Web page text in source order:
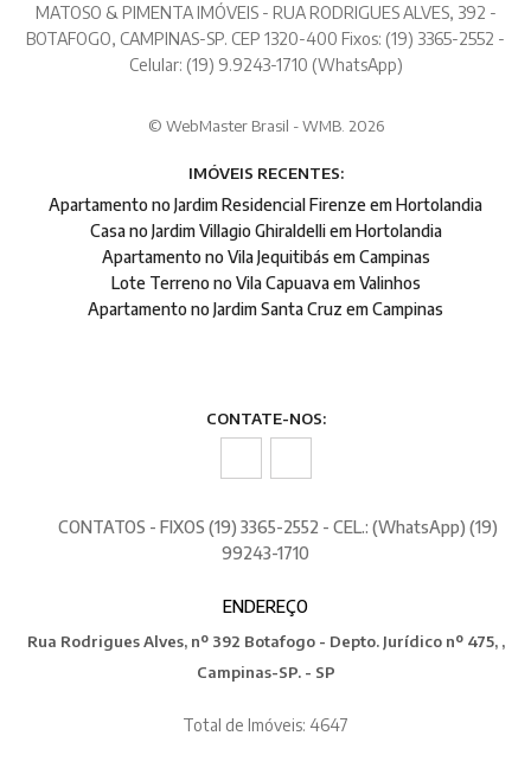
MATOSO & PIMENTA IMÓVEIS - RUA RODRIGUES ALVES, 392 -
BOTAFOGO, CAMPINAS-SP. CEP 1320-400 Fixos: (19) 3365-2552 -
Celular: (19) 9.9243-1710 (WhatsApp)
© WebMaster Brasil - WMB. 2026
IMÓVEIS RECENTES:
Apartamento no Jardim Residencial Firenze em Hortolandia
Casa no Jardim Villagio Ghiraldelli em Hortolandia
Apartamento no Vila Jequitibás em Campinas
Lote Terreno no Vila Capuava em Valinhos
Apartamento no Jardim Santa Cruz em Campinas
CONTATE-NOS:
CONTATOS - FIXOS (19) 3365-2552 - CEL.: (WhatsApp) (19)
99243-1710
ENDEREÇO
Rua Rodrigues Alves, nº 392 Botafogo - Depto. Jurídico nº 475, ,
Campinas-SP. - SP
Total de Imóveis: 4647